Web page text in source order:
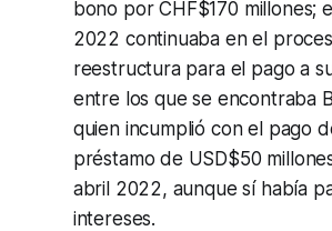
bono por CHF$170 millones;
2022 continuaba en el
reestructura para el pago a
entre los que se encontraba
quien incumplió con el pago
préstamo de USD$50
abril 2022, aunque sí había
intereses.